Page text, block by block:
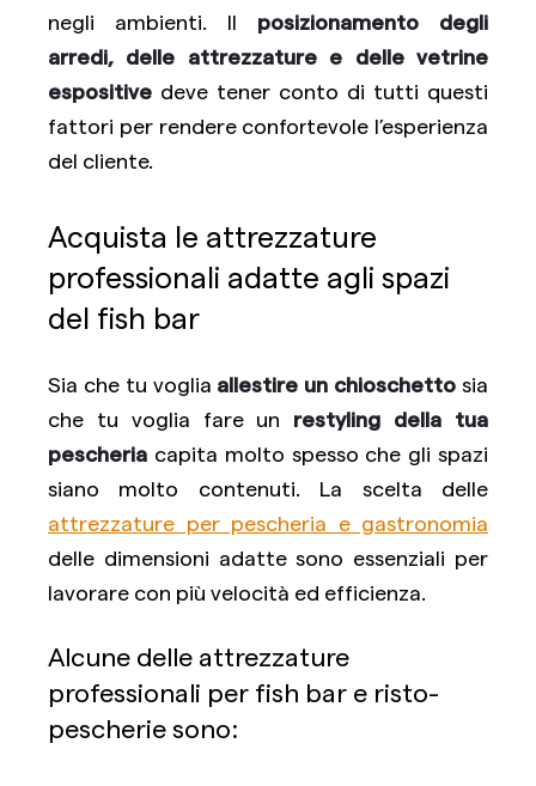
negli ambienti. Il posizionamento degli
arredi, delle attrezzature e delle vetrine
espositive deve tener conto di tutti questi
fattori per rendere confortevole l’esperienza
del cliente.
Acquista le attrezzature
professionali adatte agli spazi
del fish bar
Sia che tu voglia allestire un chioschettosia
che tu voglia fare un restyling della tua
pescheria capita molto spesso che gli spazi
siano molto contenuti. La scelta delle
attrezzature per pescheria e gastronomia
delle dimensioni adatte sono essenziali per
lavorare con più velocità ed efficienza.
Alcune delle attrezzature
professionali per fish bar e risto-
pescherie sono: